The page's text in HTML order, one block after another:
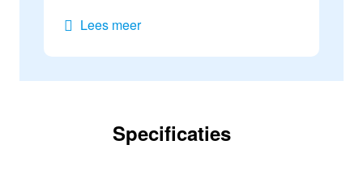
Lees meer
Specificaties